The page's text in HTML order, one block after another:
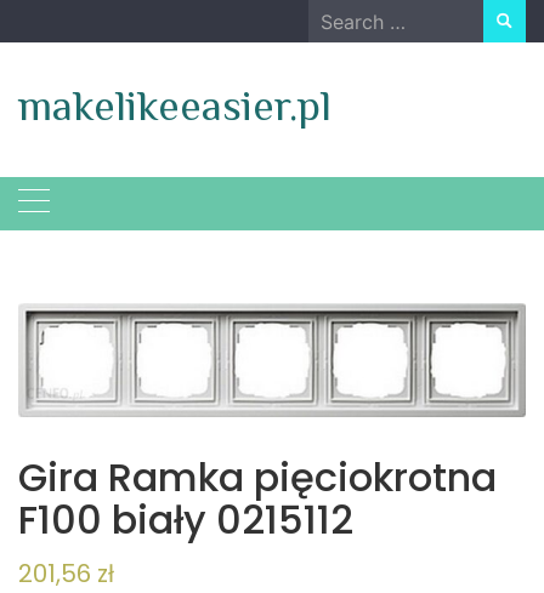
to
Search
for:
makelikeeasier.pl
Gira Ramka pięciokrotna
F100 biały 0215112
201,56 zł